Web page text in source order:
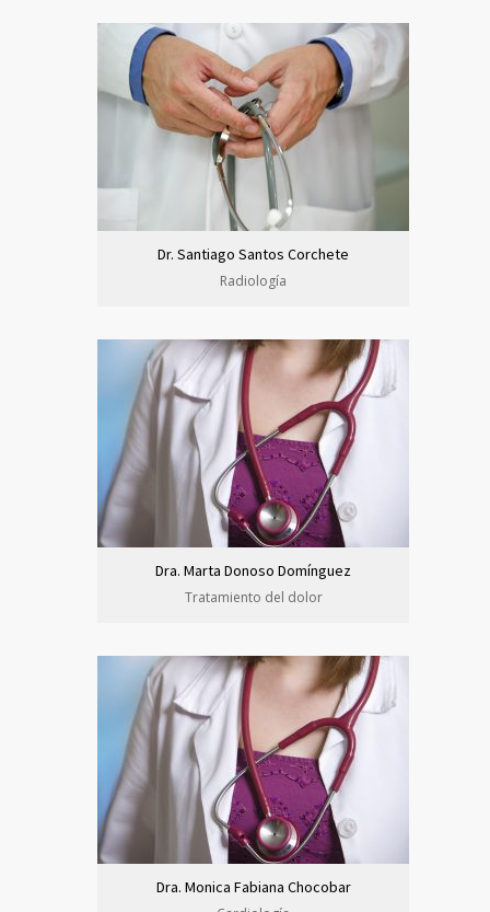
Dr. Santiago Santos Corchete
Radiología
Dra. Marta Donoso Domínguez
Tratamiento del dolor
Dra. Monica Fabiana Chocobar